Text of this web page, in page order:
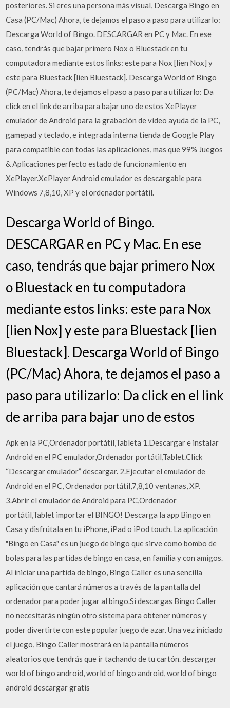
posteriores. Si eres una persona más visual, Descarga Bingo en
Casa (PC/Mac) Ahora, te dejamos el paso a paso para utilizarlo:
Descarga World of Bingo. DESCARGAR en PC y Mac. En ese
caso, tendrás que bajar primero Nox o Bluestack en tu
computadora mediante estos links: este para Nox [lien Nox] y
este para Bluestack [lien Bluestack]. Descarga World of Bingo
(PC/Mac) Ahora, te dejamos el paso a paso para utilizarlo: Da
click en el link de arriba para bajar uno de estos XePlayer
emulador de Android para la grabación de vídeo ayuda de la PC,
gamepad y teclado, e integrada interna tienda de Google Play
para compatible con todas las aplicaciones, mas que 99% Juegos
& Aplicaciones perfecto estado de funcionamiento en
XePlayer.XePlayer Android emulador es descargable para
Windows 7,8,10, XP y el ordenador portátil.
Descarga World of Bingo.
DESCARGAR en PC y Mac. En ese
caso, tendrás que bajar primero Nox
o Bluestack en tu computadora
mediante estos links: este para Nox
[lien Nox] y este para Bluestack [lien
Bluestack]. Descarga World of Bingo
(PC/Mac) Ahora, te dejamos el paso a
paso para utilizarlo: Da click en el link
de arriba para bajar uno de estos
Apk en la PC,Ordenador portátil,Tableta 1.Descargar e instalar
Android en el PC emulador,Ordenador portátil,Tablet.Click
“Descargar emulador” descargar. 2.Ejecutar el emulador de
Android en el PC, Ordenador portátil,7,8,10 ventanas, XP.
3.Abrir el emulador de Android para PC,Ordenador
portátil,Tablet importar el BINGO! Descarga la app Bingo en
Casa y disfrútala en tu iPhone, iPad o iPod touch. ‎La aplicación
"Bingo en Casa" es un juego de bingo que sirve como bombo de
bolas para las partidas de bingo en casa, en familia y con amigos.
Al iniciar una partida de bingo, Bingo Caller es una sencilla
aplicación que cantará números a través de la pantalla del
ordenador para poder jugar al bingo.Si descargas Bingo Caller
no necesitarás ningún otro sistema para obtener números y
poder divertirte con este popular juego de azar. Una vez iniciado
el juego, Bingo Caller mostrará en la pantalla números
aleatorios que tendrás que ir tachando de tu cartón. descargar
world of bingo android, world of bingo android, world of bingo
android descargar gratis